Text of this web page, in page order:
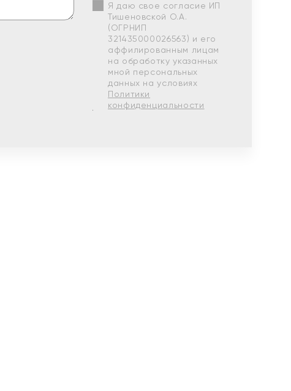
Я даю свое согласие ИП
Тишеновской О.А.
(ОГРНИП
321435000026563) и его
аффилированным лицам
на обработку указанных
мной персональных
данных на условиях
Политики
конфиденциальности